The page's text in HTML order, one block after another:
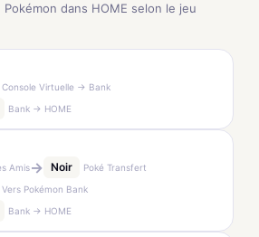
dans HOME selon le jeu
Console Virtuelle → Bank
Bank → HOME
Amis→ Noir Poké Transfert
Vers Pokémon Bank
Bank → HOME